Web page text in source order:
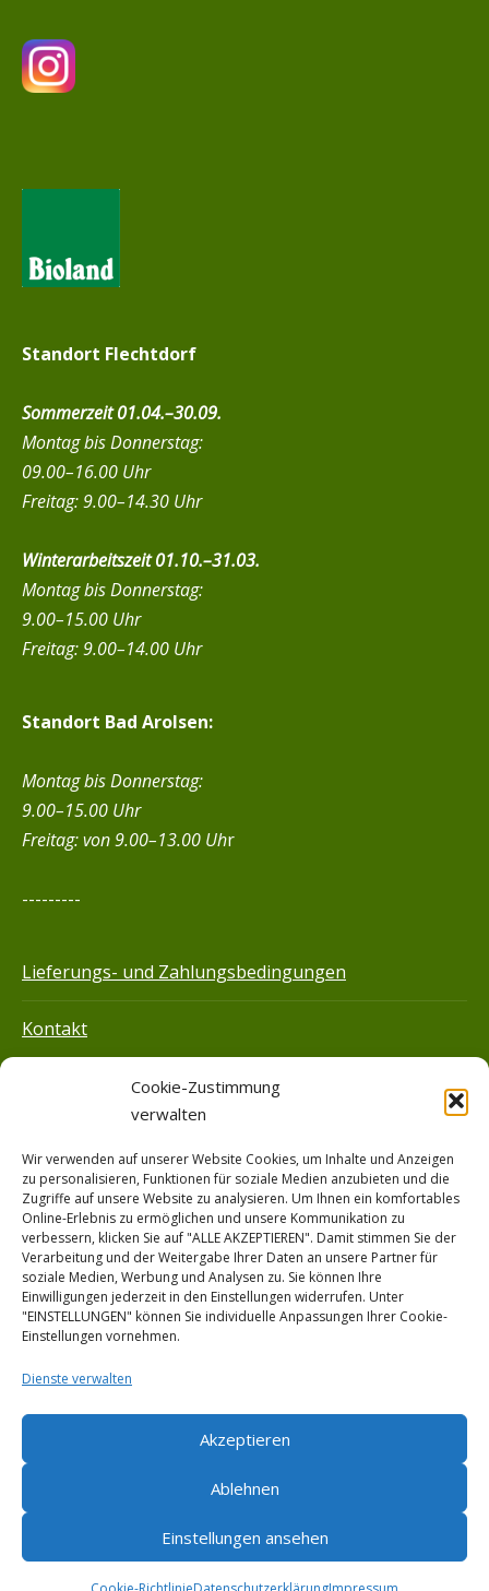
Cookie-Zustimmung
verwalten
Wir verwenden auf unserer Website Cookies, um Inhalte und Anzeigen
zu personalisieren, Funktionen für soziale Medien anzubieten und die
Zugriffe auf unsere Website zu analysieren. Um Ihnen ein komfortables
Online-Erlebnis zu ermöglichen und unsere Kommunikation zu
verbessern, klicken Sie auf "ALLE AKZEPTIEREN". Damit stimmen Sie der
Verarbeitung und der Weitergabe Ihrer Daten an unsere Partner für
soziale Medien, Werbung und Analysen zu. Sie können Ihre
Einwilligungen jederzeit in den Einstellungen widerrufen. Unter
"EINSTELLUNGEN" können Sie individuelle Anpassungen Ihrer Cookie-
Einstellungen vornehmen.
Dienste verwalten
Akzeptieren
Ablehnen
Einstellungen ansehen
Standort Flechtdorf
Sommerzeit 01.04.–30.09.
Montag bis Donnerstag:
09.00–16.00 Uhr
Freitag: 9.00–14.30 Uhr
Winterarbeitszeit 01.10.–31.03.
Montag bis Donnerstag:
9.00–15.00 Uhr
Freitag: 9.00–14.00 Uhr
Standort Bad Arolsen:
Montag bis Donnerstag:
9.00–15.00 Uhr
Freitag:von 9.00–13.00 Uhr
---------
Lieferungs- und Zahlungsbedingungen
Kontakt
Hilfe
© Bio-Garten Flechtdorf 2026 | DE-ÖKO-006